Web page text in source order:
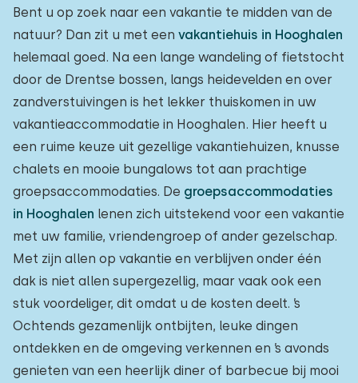
Bent u op zoek naar een vakantie te midden van de
natuur? Dan zit u met een vakantiehuis in Hooghalen
helemaal goed. Na een lange wandeling of fietstocht
door de Drentse bossen, langs heidevelden en over
zandverstuivingen is het lekker thuiskomen in uw
vakantieaccommodatie in Hooghalen. Hier heeft u
een ruime keuze uit gezellige vakantiehuizen, knusse
chalets en mooie bungalows tot aan prachtige
groepsaccommodaties. De groepsaccommodaties
in Hooghalen lenen zich uitstekend voor een vakantie
met uw familie, vriendengroep of ander gezelschap.
Met zijn allen op vakantie en verblijven onder één
dak is niet allen supergezellig, maar vaak ook een
stuk voordeliger, dit omdat u de kosten deelt. ’s
Ochtends gezamenlijk ontbijten, leuke dingen
ontdekken en de omgeving verkennen en ’s avonds
genieten van een heerlijk diner of barbecue bij mooi